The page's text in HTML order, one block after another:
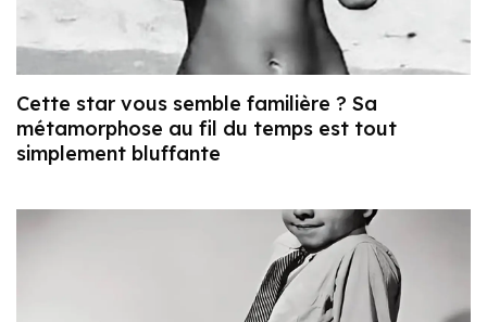
Cette star vous semble familière ? Sa
métamorphose au fil du temps est tout
simplement bluffante